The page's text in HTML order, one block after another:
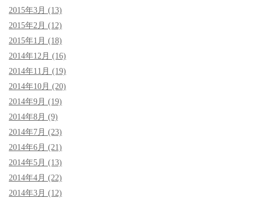
2015年3月 (13)
2015年2月 (12)
2015年1月 (18)
2014年12月 (16)
2014年11月 (19)
2014年10月 (20)
2014年9月 (19)
2014年8月 (9)
2014年7月 (23)
2014年6月 (21)
2014年5月 (13)
2014年4月 (22)
2014年3月 (12)